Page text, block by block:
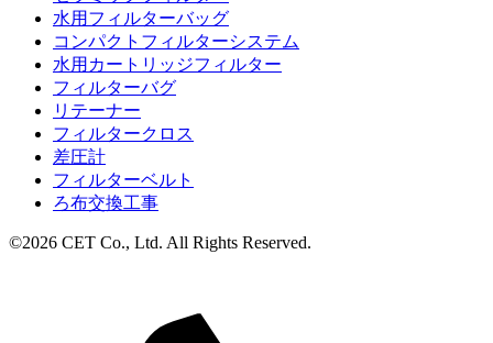
水用フィルターバッグ
コンパクトフィルターシステム
水用カートリッジフィルター
フィルターバグ
リテーナー
フィルタークロス
差圧計
フィルターベルト
ろ布交換工事
©2026 CET Co., Ltd. All Rights Reserved.